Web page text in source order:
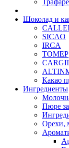
Шоколад и
SICAO
IRCA
ТОМЕР
Какао
Ингредиенты
Пюре
Орехи,